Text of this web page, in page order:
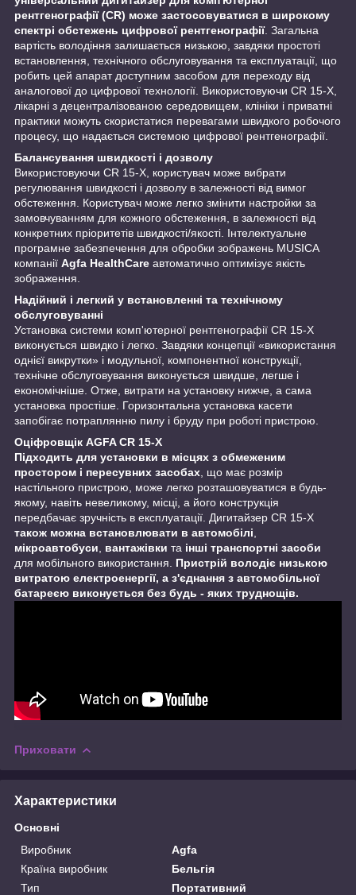
рентгенографії (CR) може застосовуватися в широкому
спектрі обстежень цифрової рентгенографії. Загальна
вартість володіння залишається низькою, завдяки простоті
встановлення, технічного обслуговування та експлуатації, що
робить цей апарат доступним засобом для переходу від
аналогової до цифрової технології. Використовуючи CR 15-X,
лікарні з децентралізованою середовищем, клініки і приватні
практики можуть скористатися перевагами швидкого робочого
процесу, що надається системою цифрової рентгенографії.
Балансування швидкості і дозволу
Використовуючи CR 15-X, користувач може вибрати
регулювання швидкості і дозволу в залежності від вимог
обстеження. Користувач може легко змінити настройки за
замовчуванням для кожного обстеження, в залежності від
конкретних пріоритетів швидкості/якості. Інтелектуальне
програмне забезпечення для обробки зображень MUSICA
компанії Agfa HealthCare автоматично оптимізує якість
зображення.
Надійний і легкий у встановленні та технічному
обслуговуванні
Установка системи комп'ютерної рентгенографії CR 15-X
виконується швидко і легко. Завдяки концепції «використання
однієї викрутки» і модульної, компонентної конструкції,
технічне обслуговування виконується швидше, легше і
економічніше. Отже, витрати на установку нижче, а сама
установка простіше. Горизонтальна установка касети
запобігає потраплянню пилу і бруду при роботі пристрою.
Оціфровщік AGFA CR 15-X
Підходить для установки в місцях з обмеженим
простором і пересувних засобах , що має розмір
настільного пристрою, може легко розташовуватися в будь-
якому, навіть невеликому, місці, а його конструкція
передбачає зручність в експлуатації. Дигитайзер CR 15-X
також можна встановлювати в автомобілі
мікроавтобуси
вантажівки та інші транспортні засоби
для мобільного використання. Пристрій володіє низькою
витратою електроенергії, а з'єднання з автомобільної
батареєю виконується без будь - яких труднощів.
Приховати
Характеристики
Основні
Виробник
Agfa
Країна виробник
Бельгія
Тип
Портативний